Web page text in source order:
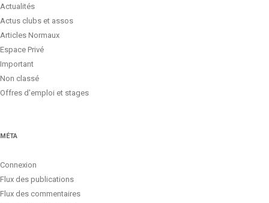
Actualités
Actus clubs et assos
Articles Normaux
Espace Privé
Important
Non classé
Offres d'emploi et stages
MÉTA
Connexion
Flux des publications
Flux des commentaires